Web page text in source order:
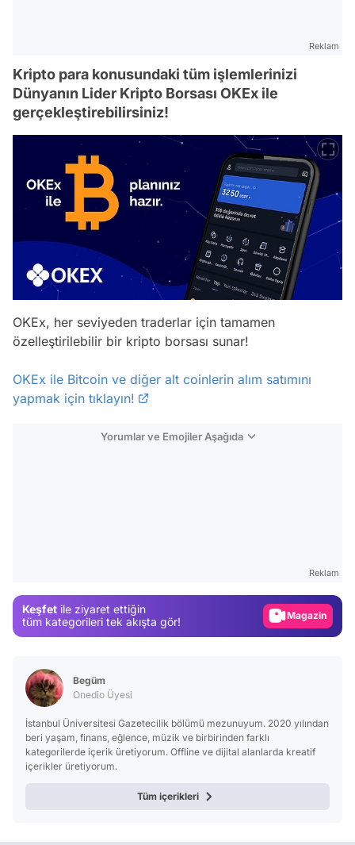
Reklam
Kripto para konusundaki tüm işlemlerinizi
Dünyanın Lider Kripto Borsası OKEx ile
gerçekleştirebilirsiniz!
OKEx, her seviyeden traderlar için tamamen
özelleştirilebilir bir kripto borsası sunar!
OKEx ile Bitcoin ve diğer alt coinlerin alım satımını
yapmak için tıklayın!
Yorumlar ve Emojiler Aşağıda
Reklam
Keşfet ile ziyaret ettiğin
tüm kategorileri tek akışta gör!
Video
Begüm
Onedio Üyesi
İstanbul Üniversitesi Gazetecilik bölümü mezunuyum. 2020 yılından
beri yaşam, finans, eğlence, müzik ve birbirinden farklı
kategorilerde içerik üretiyorum. Offline ve dijital alanlarda kreatif
içerikler üretiyorum.
Tüm içerikleri